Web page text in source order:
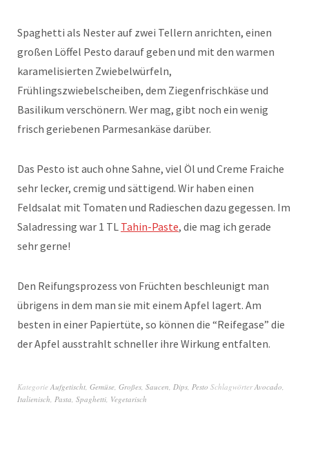
Spaghetti als Nester auf zwei Tellern anrichten, einen
großen Löffel Pesto darauf geben und mit den warmen
karamelisierten Zwiebelwürfeln,
Frühlingszwiebelscheiben, dem Ziegenfrischkäse und
Basilikum verschönern. Wer mag, gibt noch ein wenig
frisch geriebenen Parmesankäse darüber.
Das Pesto ist auch ohne Sahne, viel Öl und Creme Fraiche
sehr lecker, cremig und sättigend. Wir haben einen
Feldsalat mit Tomaten und Radieschen dazu gegessen. Im
Saladressing war 1 TL Tahin-Paste, die mag ich gerade
sehr gerne!
Den Reifungsprozess von Früchten beschleunigt man
übrigens in dem man sie mit einem Apfel lagert. Am
besten in einer Papiertüte, so können die “Reifegase” die
der Apfel ausstrahlt schneller ihre Wirkung entfalten.
Kategorie Aufgetischt, Gemüse, Großes, Saucen, Dips, Pesto SchlagwörterAvocado,
Italienisch, Pasta, Spaghetti, Vegetarisch